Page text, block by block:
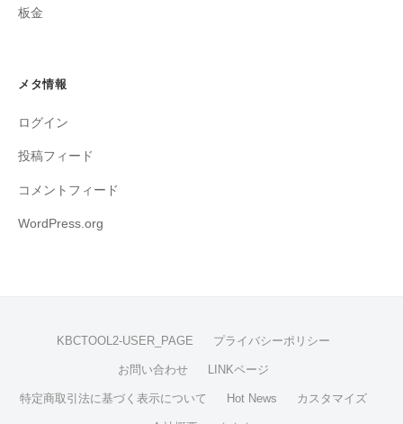
板金
メタ情報
ログイン
投稿フィード
コメントフィード
WordPress.org
KBCTOOL2-USER_PAGE プライバシーポリシー
お問い合わせ LINKページ
特定商取引法に基づく表示について Hot News カスタマイズ